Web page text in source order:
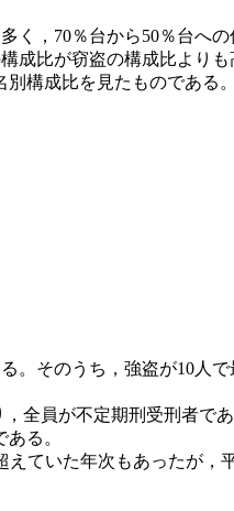
，70％台から50％台へ
成比が窃盗の構成比よりも
構成比を見たものである。
そのうち，強盗が10人
全員が不定期刑受刑者であ
る。
ていた年次もあったが，